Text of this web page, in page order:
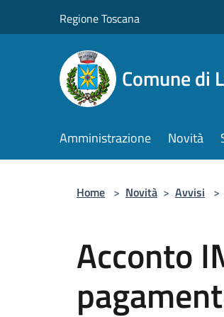
Regione Toscana
Comune di
Amministrazione Novità
Home > Novità > Avvisi >
Acconto